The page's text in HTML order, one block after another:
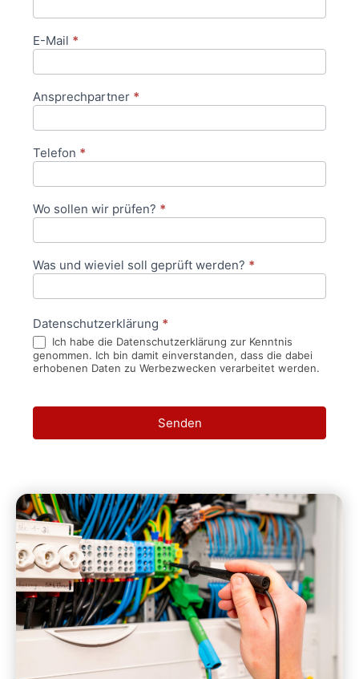
E-Mail *
Ansprechpartner *
Telefon *
Wo sollen wir prüfen? *
Was und wieviel soll geprüft werden? *
Datenschutzerklärung *
Ich habe die Datenschutzerklärung zur Kenntnis
genommen. Ich bin damit einverstanden, dass die dabei
erhobenen Daten zu Werbezwecken verarbeitet werden.
Senden